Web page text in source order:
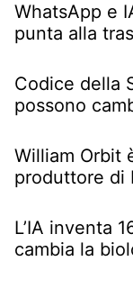
WhatsApp e
punta alla
Codice della
possono
William Orbit
produttore di
L’IA inventa
cambia la